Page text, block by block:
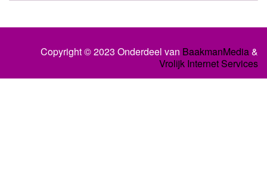
Copyright © 2023 Onderdeel van BaakmanMedia&
Vrolijk Internet Services